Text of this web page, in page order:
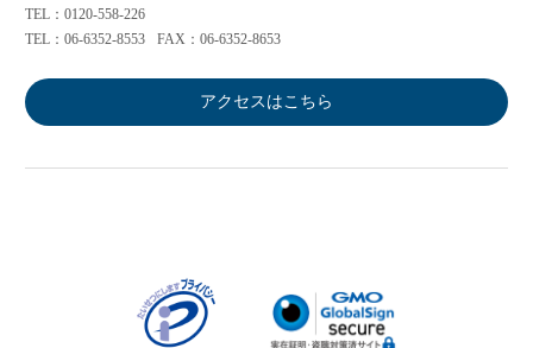
TEL：0120-558-226
TEL：06-6352-8553
FAX：06-6352-8653
アクセスはこちら